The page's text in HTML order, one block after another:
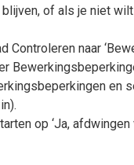
of als je niet
naar
en
op ‘Ja, afdwingen